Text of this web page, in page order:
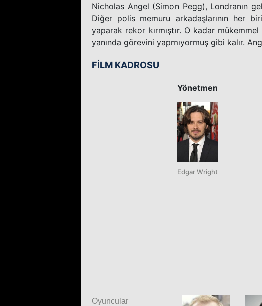
Nicholas Angel (Simon Pegg), Londranın
Diğer polis memuru arkadaşlarının her
yaparak rekor kırmıştır. O kadar
yanında görevini yapmıyormuş gibi kalır.
FİLM KADROSU
Yönetmen
Edgar Wright
Oyuncular